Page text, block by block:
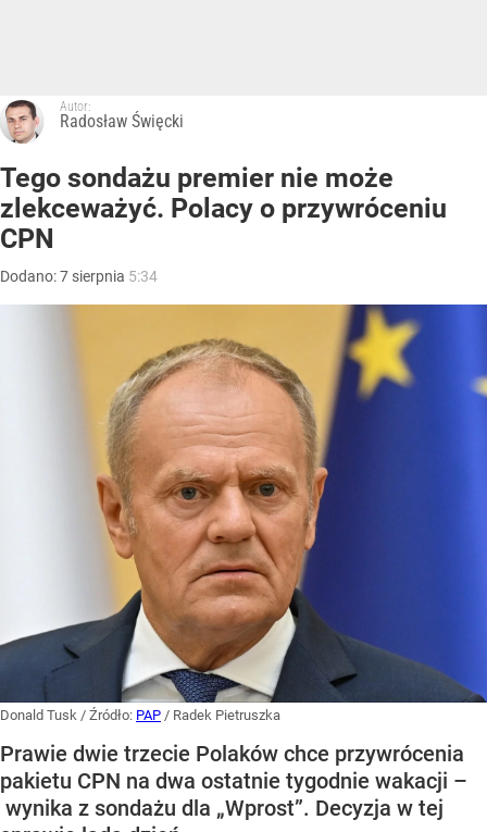
Autor:
Radosław Święcki
Tego sondażu premier nie może
zlekceważyć. Polacy o przywróceniu
CPN
Dodano:7 sierpnia 5:34
Donald Tusk / Źródło: PAP / Radek Pietruszka
Prawie dwie trzecie Polaków chce przywrócenia
pakietu CPN na dwa ostatnie tygodnie wakacji –
wynika z sondażu dla „Wprost”. Decyzja w tej